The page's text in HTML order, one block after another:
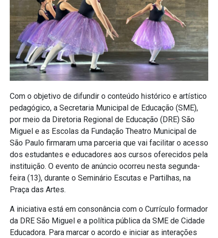
Com o objetivo de difundir o conteúdo histórico e artístico
pedagógico, a Secretaria Municipal de Educação (SME),
por meio da Diretoria Regional de Educação (DRE) São
Miguel e as Escolas da Fundação Theatro Municipal de
São Paulo firmaram uma parceria que vai facilitar o acesso
dos estudantes e educadores aos cursos oferecidos pela
instituição. O evento de anúncio ocorreu nesta segunda-
feira (13), durante o Seminário Escutas e Partilhas, na
Praça das Artes.
A iniciativa está em consonância com o Currículo formador
da DRE São Miguel e a política pública da SME de Cidade
Educadora. Para marcar o acordo e iniciar as interações